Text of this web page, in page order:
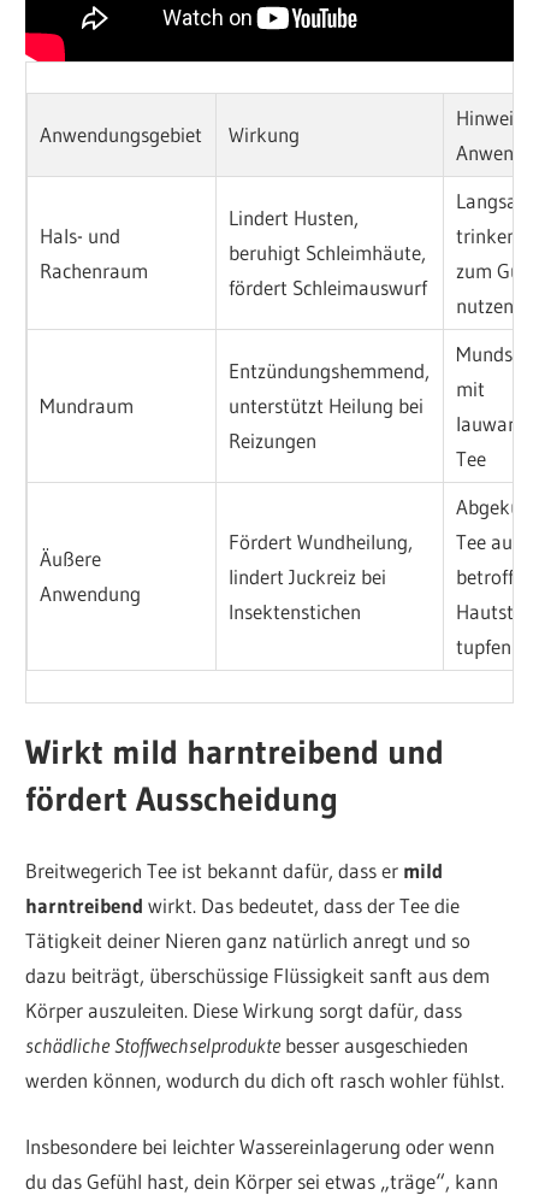
Anwendungsgebiet Wirkung
Hinweis
Hals- und
Rachenraum
Lindert Husten,
beruhigt Schleimhäute,
fördert Schleimauswurf
Langsam
trinken
zum
nutzen
Mundraum
Entzündungshemmend,
unterstützt Heilung bei
Reizungen
mit
Tee
Äußere
Anwendung
Fördert Wundheilung,
lindert Juckreiz bei
Insektenstichen
Tee auf
tupfen
Wirkt mild harntreibend und
fördert Ausscheidung
Breitwegerich Tee ist bekannt dafür, dass er mild
harntreibend wirkt. Das bedeutet, dass der Tee die
Tätigkeit deiner Nieren ganz natürlich anregt und so
dazu beiträgt, überschüssige Flüssigkeit sanft aus dem
Körper auszuleiten. Diese Wirkung sorgt dafür, dass
schädliche Stoffwechselproduktebesser ausgeschieden
werden können, wodurch du dich oft rasch wohler fühlst.
Insbesondere bei leichter Wassereinlagerung oder wenn
du das Gefühl hast, dein Körper sei etwas „träge“, kann